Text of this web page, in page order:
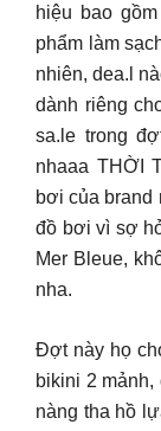
hiệu bao
phẩm làm
nhiên, dea.l
dành riêng
sa.le trong
nhaaa THỜI
bơi của brand
đồ bơi vì sợ
Mer Bleue,
nha.
Đợt này họ
bikini 2
nàng tha hồ